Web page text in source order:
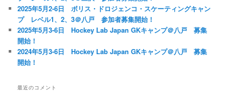
2025年5月2-6日 ボリス・ドロジェンコ・スケーティングキャン
プ レベル1、2、3＠八戸 参加者募集開始！
2025年5月3-6日 Hockey Lab Japan GKキャンプ＠八戸 募集
開始！
2024年5月3-6日 Hockey Lab Japan GKキャンプ＠八戸 募集
開始！
最近のコメント